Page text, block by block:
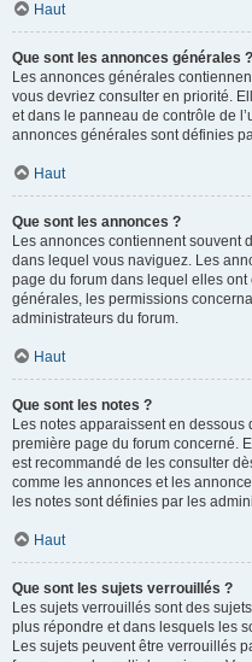
Haut
Que sont les annonces générales ?
Les annonces générales
vous devriez consulter en priorité.
et dans le panneau de contrôle de
annonces générales sont définies
Haut
Que sont les annonces ?
Les annonces contiennent souvent
dans lequel vous naviguez. Les
page du forum dans lequel elles
générales, les permissions
administrateurs du forum.
Haut
Que sont les notes ?
Les notes apparaissent en
première page du forum concerné.
est recommandé de les consulter
comme les annonces et les
les notes sont définies par les
Haut
Que sont les sujets verrouillés ?
Les sujets verrouillés sont des
plus répondre et dans lesquels les
Les sujets peuvent être verrouillés